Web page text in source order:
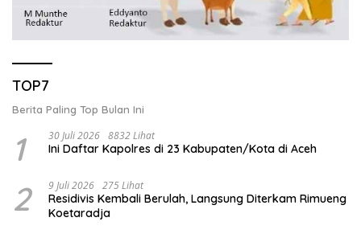
TOP7
Berita Paling Top Bulan Ini
1 30 Juli 2026 8832 Lihat
Ini Daftar Kapolres di 23 Kabupaten/Kota di Aceh
2 9 Juli 2026 275 Lihat
Residivis Kembali Berulah, Langsung Diterkam Rimueng
Koetaradja